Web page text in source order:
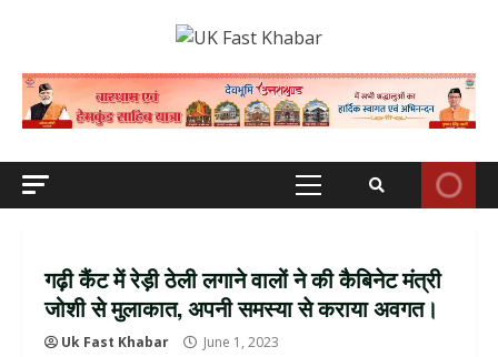
Primary
गढ़ी कैंट में रेड़ी ठेली लगाने वालों ने की कैबिनेट मंत्री
जोशी से मुलाकात, अपनी समस्या से कराया अवगत।
Uk Fast Khabar June 1, 2023